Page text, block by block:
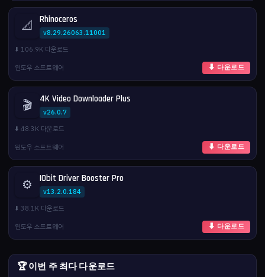
📐 Rhinoceros
v8.29.26063.11001
⬇️ 106.9K 다운로드
윈도우 소프트웨어
⬇ 다운로드
🎬 4K Video Downloader Plus
v26.0.7
⬇️ 48.3K 다운로드
윈도우 소프트웨어
⬇ 다운로드
⚙️ IObit Driver Booster Pro
v13.2.0.184
⬇️ 38.1K 다운로드
윈도우 소프트웨어
⬇ 다운로드
🏆 이번 주 최다 다운로드